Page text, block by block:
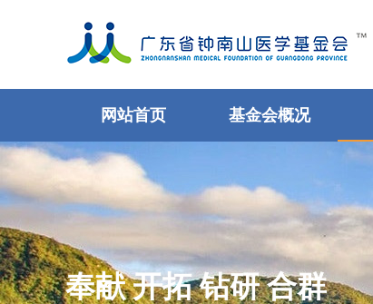
网站首页 基金会概况
奉献 开拓 钻研 合群